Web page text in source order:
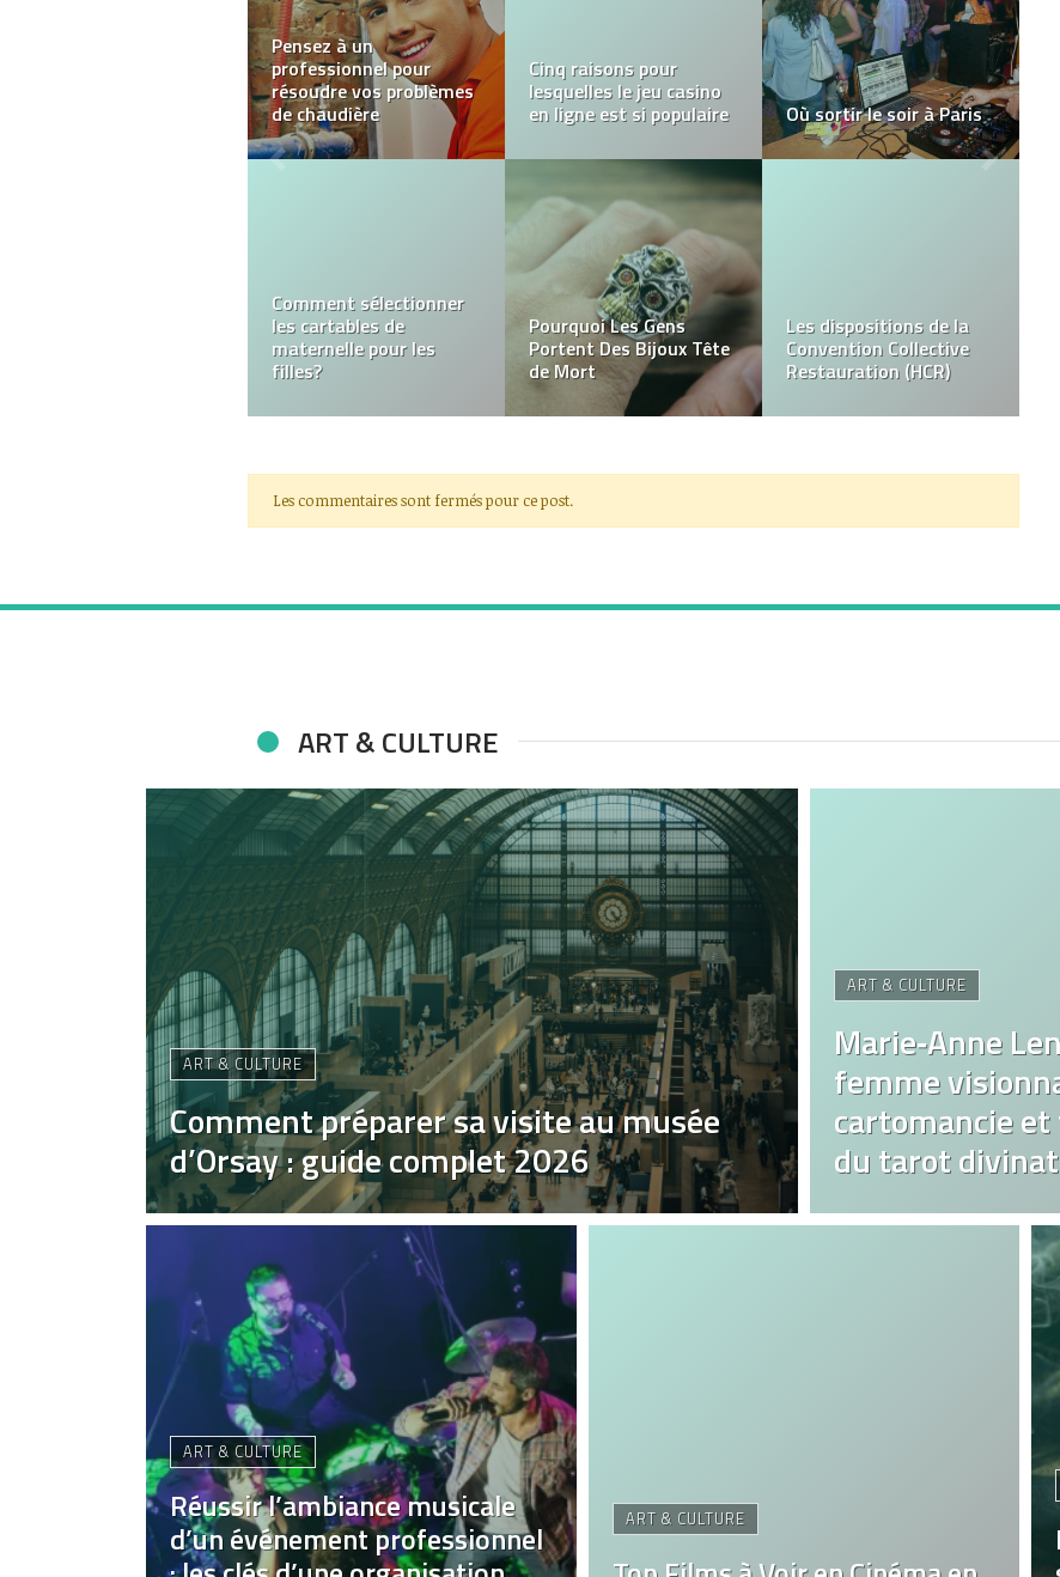
Tout savoir sur Marc-
Arthur Kohn, le
commissaire-priseur de
Paris
publicitaire peut
compléter votre
campagne sur le web
Comment choisir une
entreprise pour le
nettoyage de vos
bureaux
Quel est l’impact des
objets publicitaires sur
l’avancée de votre
entreprise ?
Les femmes et la boxe:
pourquoi les femmes
devraient-elles intégrer
la boxe à leur histoire?
Quels sont les
dispositifs de vapotage?
Les commentaires sont fermés pour ce post.
ART & CULTURE
ART & CULTURE
Comment préparer sa visite au musée
d’Orsay : guide complet 2026
ART & CULTURE
Marie‑Anne
femme
cartomancie
du tarot
ART & CULTURE
Réussir l’ambiance musicale
d’un événement professionnel ART & CULTURE